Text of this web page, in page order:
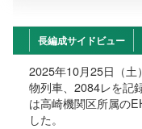
長編成サイドビュー
2025年10月25日（土
物列車、2084レを記
は高崎機関区所属の
した。